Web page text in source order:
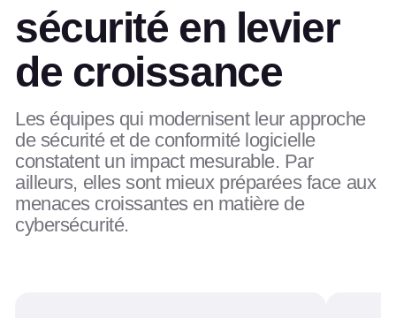
sécurité en levier
de croissance
Les équipes qui modernisent leur approche
de sécurité et de conformité logicielle
constatent un impact mesurable. Par
ailleurs, elles sont mieux préparées face aux
menaces croissantes en matière de
cybersécurité.